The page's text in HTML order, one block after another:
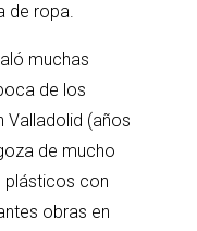
de ropa.
muchas
de los
Valladolid (años
de mucho
plásticos con
obras en